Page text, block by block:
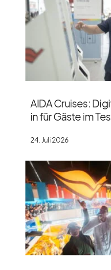
AIDA Cruises:
in für Gäste im
24. Juli 2026